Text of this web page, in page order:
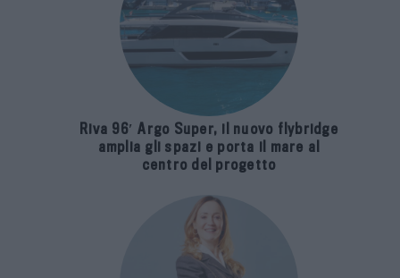
Riva 96′ Argo Super, il nuovo flybridge
amplia gli spazi e porta il mare al
centro del progetto